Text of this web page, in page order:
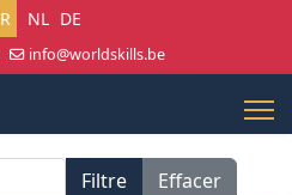
votre langue
NL DE
info@worldskills.be
Filtre
Effacer